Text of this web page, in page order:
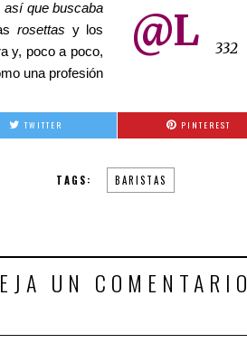
así que buscaba
rosettas y los
y, poco a poco,
una profesión
@L 332
TWITTER PINTEREST
TAGS: BARISTAS
UN COMENTARIO